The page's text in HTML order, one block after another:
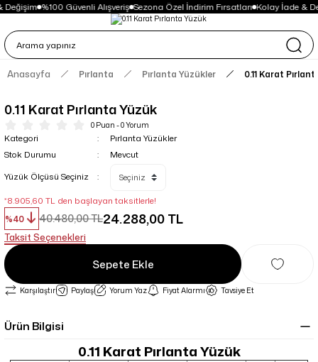
%100 Güvenli Alışveriş Sezona Özel İndirim Fırsatları Kolay İade &
Anasayfa Pırlanta Pırlanta Yüzükler 0.11 Karat
0.11 Karat Pırlanta Yüzük
0 Puan - 0 Yorum
Kategori
Pırlanta Yüzükler
Stok Durumu
Mevcut
Yüzük Ölçüsü Seçiniz
*8.905,60 TL den başlayan taksitlerle!
%40
40.480,00 TL24.288,00 TL
Taksit Seçenekleri
Sepete Ekle
Karşılaştır Paylaş Yorum Yaz Fiyat Alarmı Tavsiye Et
Ürün Bilgisi
0.11 Karat PırlantaYüzük